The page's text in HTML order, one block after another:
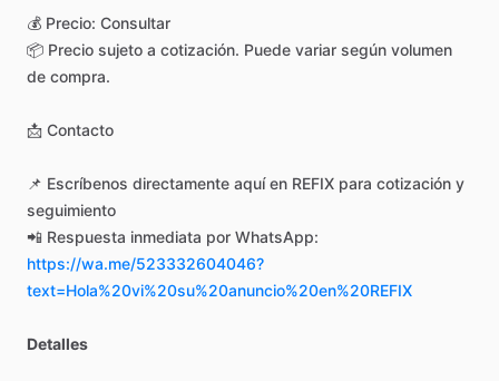
💰 Precio: Consultar
📦 Precio sujeto a cotización. Puede variar según volumen
de compra.
📩 Contacto
📌 Escríbenos directamente aquí en REFIX para cotización y
seguimiento
📲 Respuesta inmediata por WhatsApp:
https://wa.me/523332604046?
text=Hola%20vi%20su%20anuncio%20en%20REFIX
Detalles